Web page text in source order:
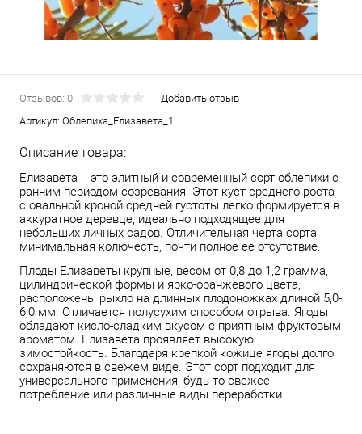
Отзывов: 0
Добавить отзыв
Артикул: Облепиха_Елизавета_1
Описание товара:
Елизавета – это элитный и современный сорт облепихи с
ранним периодом созревания. Этот куст среднего роста
с овальной кроной средней густоты легко формируется в
аккуратное деревце, идеально подходящее для
небольших личных садов. Отличительная черта сорта –
минимальная колючесть, почти полное ее отсутствие.
Плоды Елизаветы крупные, весом от 0,8 до 1,2 грамма,
цилиндрической формы и ярко-оранжевого цвета,
расположены рыхло на длинных плодоножках длиной 5,0-
6,0 мм. Отличается полусухим способом отрыва. Ягоды
обладают кисло-сладким вкусом с приятным фруктовым
ароматом. Елизавета проявляет высокую
зимостойкость. Благодаря крепкой кожице ягоды долго
сохраняются в свежем виде. Этот сорт подходит для
универсального применения, будь то свежее
потребление или различные виды переработки.